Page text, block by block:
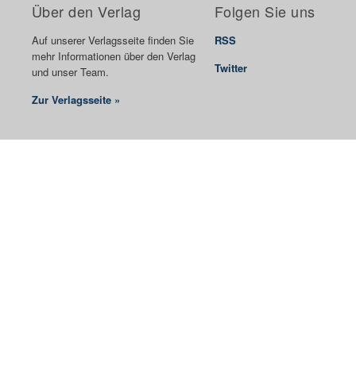
Über den Verlag
Auf unserer Verlagsseite finden Sie
mehr Informationen über den Verlag
und unser Team.
Zur Verlagsseite »
Folgen Sie uns
RSS
Twitter